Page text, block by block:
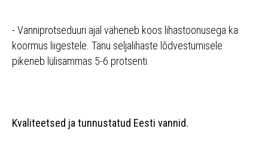
- Vanniprotseduuri ajal väheneb koos lihastoonusega ka
koormus liigestele. Tänu seljalihaste lõdvestumisele
pikeneb lülisammas 5-6 protsenti.
Kvaliteetsed ja tunnustatud Eesti vannid.